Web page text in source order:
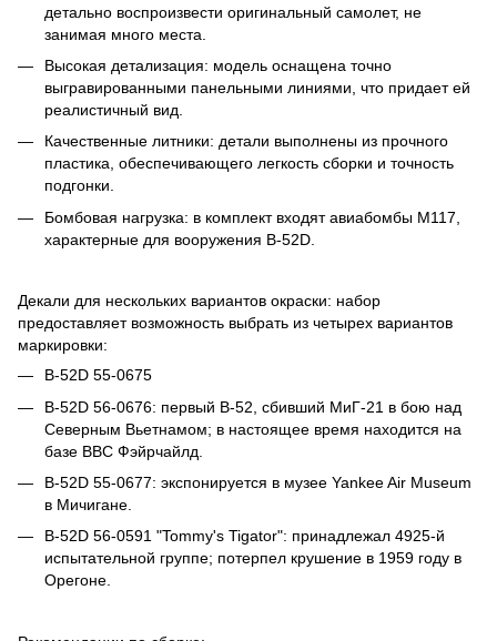
детально воспроизвести оригинальный самолет, не
занимая много места.
Высокая детализация: модель оснащена точно
выгравированными панельными линиями, что придает ей
реалистичный вид.
Качественные литники: детали выполнены из прочного
пластика, обеспечивающего легкость сборки и точность
подгонки.
Бомбовая нагрузка: в комплект входят авиабомбы M117,
характерные для вооружения B-52D.
Декали для нескольких вариантов окраски: набор
предоставляет возможность выбрать из четырех вариантов
маркировки:
B-52D 55-0675
B-52D 56-0676: первый B-52, сбивший МиГ-21 в бою над
Северным Вьетнамом; в настоящее время находится на
базе ВВС Фэйрчайлд.
B-52D 55-0677: экспонируется в музее Yankee Air Museum
в Мичигане.
B-52D 56-0591 "Tommy's Tigator": принадлежал 4925-й
испытательной группе; потерпел крушение в 1959 году в
Орегоне.